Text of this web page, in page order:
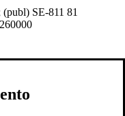
SE-811 81